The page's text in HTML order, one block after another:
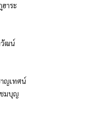
าระ
วัฒน์
ญเทศน์
มบุญ